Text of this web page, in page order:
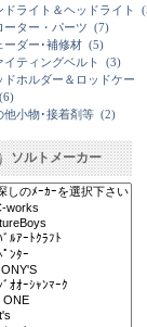
ドライト＆ヘッドライト
ーター・パーツ (7)
ーダー･補修材 (5)
イティングベルト
(3)
ドホルダー＆ロッドケー
(6)
他小物･接着剤等 (2)
ソルトメーカー